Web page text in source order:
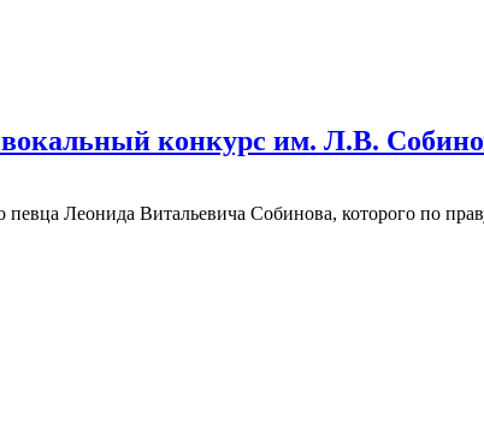
конкурс им. Л.В.
певца Леонида Витальевича Собинова, которого по